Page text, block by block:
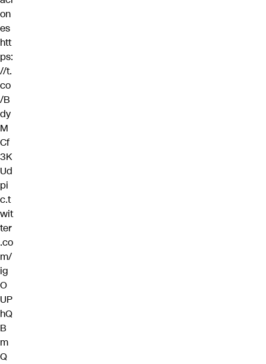
on
es
htt
ps:
//t.
co
/B
dy
M
Cf
3K
Ud
pi
c.t
wit
ter
.co
m/
ig
O
UP
hQ
B
m
Q